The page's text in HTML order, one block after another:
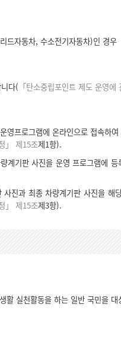
드자동차, 수소전기자동차)인 경우
다( 「탄소중립포인트 제도 운영
프로그램에 온라인으로 접속하
」 제15조제1항).
계기판 사진을 운영 프로그램에 등
진과 최종 차량계기판 사진을 해
」 제15조제3항).
활 실천활동을 하는 일반 국민을 대